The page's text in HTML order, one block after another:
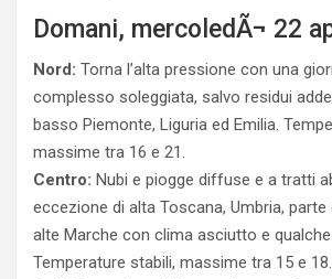
Domani, mercoledÃ¬ 22
Nord: Torna l’alta pressione con una
complesso soleggiata, salvo residui
basso Piemonte, Liguria ed Emilia.
massime tra 16 e 21.
Centro: Nubi e piogge diffuse e a tratti
eccezione di alta Toscana, Umbria, parte
alte Marche con clima asciutto e
Temperature stabili, massime tra 15 e 18.